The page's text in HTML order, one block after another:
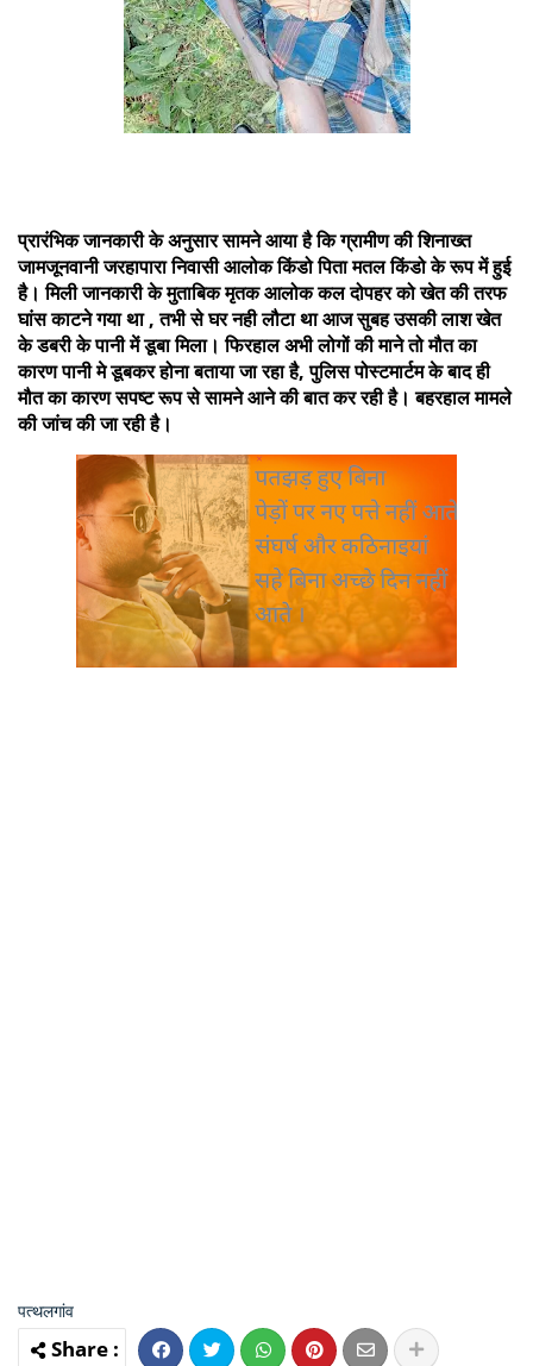
प्रारंभिक जानकारी के अनुसार सामने आया है कि ग्रामीण की शिनाख्त
जामजूनवानी जरहापारा निवासी आलोक किंडो पिता मतल किंडो के रूप में हुई
है। मिली जानकारी के मुताबिक मृतक आलोक कल दोपहर को खेत की तरफ
घांस काटने गया था , तभी से घर नही लौटा था आज सुबह उसकी लाश खेत
के डबरी के पानी में डूबा मिला। फिरहाल अभी लोगों की माने तो मौत का
कारण पानी मे डूबकर होना बताया जा रहा है, पुलिस पोस्टमार्टम के बाद ही
मौत का कारण सपष्ट रूप से सामने आने की बात कर रही है। बहरहाल मामले
की जांच की जा रही है।
पत्थलगांव